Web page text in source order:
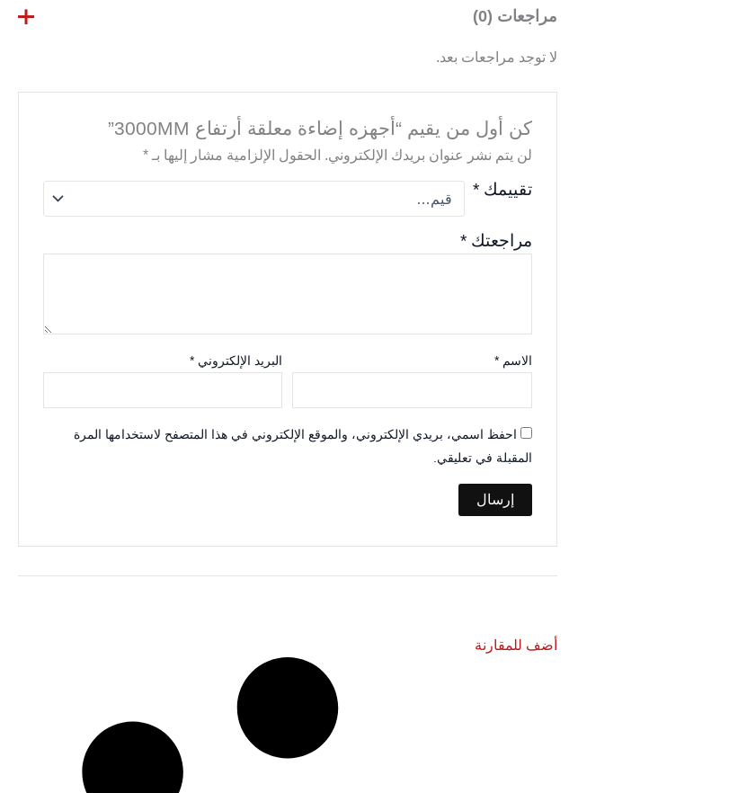
مراجعات (0)
لا توجد مراجعات بعد.
كن أول من يقيم “أجهزه إضاءة معلقة أرتفاع 3000MM”
لن يتم نشر عنوان بريدك الإلكتروني. الحقول الإلزامية مشار إليها بـ *
تقييمك *
مراجعتك *
الاسم * البريد الإلكتروني *
احفظ اسمي، بريدي الإلكتروني، والموقع الإلكتروني في هذا المتصفح لاستخدامها المرة
المقبلة في تعليقي.
أضف للمقارنة